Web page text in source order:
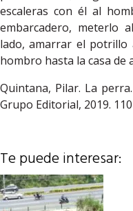
escaleras con él al
embarcadero, meterlo
lado, amarrar el potrillo
hombro hasta la casa de
Quintana, Pilar. La
Grupo Editorial, 2019.
Te puede interesar: